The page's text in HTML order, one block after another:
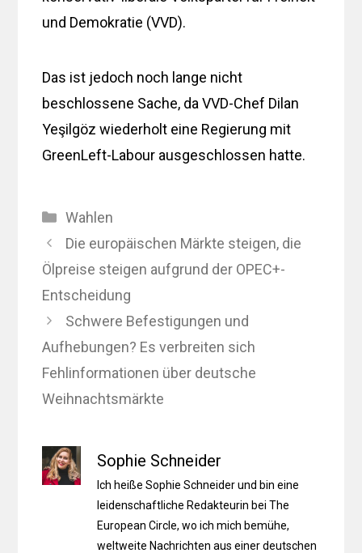
und Demokratie (VVD).
Das ist jedoch noch lange nicht
beschlossene Sache, da VVD-Chef Dilan
Yeşilgöz wiederholt eine Regierung mit
GreenLeft-Labour ausgeschlossen hatte.
Kategorien
Wahlen
Die europäischen Märkte steigen, die
Ölpreise steigen aufgrund der OPEC+-
Entscheidung
Schwere Befestigungen und
Aufhebungen? Es verbreiten sich
Fehlinformationen über deutsche
Weihnachtsmärkte
Sophie Schneider
Ich heiße Sophie Schneider und bin eine
leidenschaftliche Redakteurin bei The
European Circle, wo ich mich bemühe,
weltweite Nachrichten aus einer deutschen